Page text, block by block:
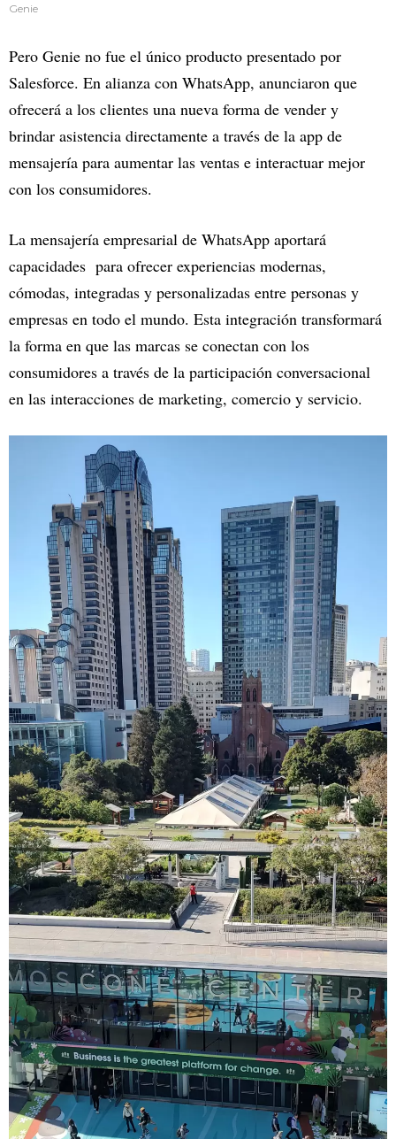
Genie
Pero Genie no fue el único producto presentado por
Salesforce. En alianza con WhatsApp, anunciaron que
ofrecerá a los clientes una nueva forma de vender y
brindar asistencia directamente a través de la app de
mensajería para aumentar las ventas e interactuar mejor
con los consumidores.
La mensajería empresarial de WhatsApp aportará
capacidades para ofrecer experiencias modernas,
cómodas, integradas y personalizadas entre personas y
empresas en todo el mundo. Esta integración transformará
la forma en que las marcas se conectan con los
consumidores a través de la participación conversacional
en las interacciones de marketing, comercio y servicio.